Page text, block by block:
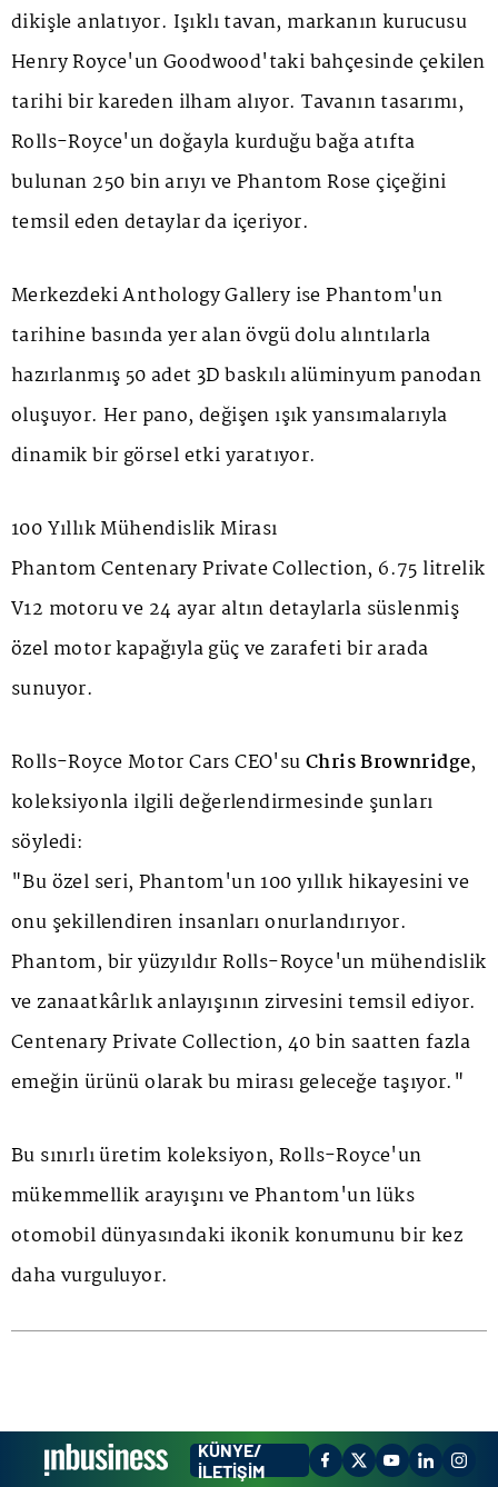
dikişle anlatıyor. Işıklı tavan, markanın kurucusu
Henry Royce'un Goodwood'taki bahçesinde çekilen
tarihi bir kareden ilham alıyor. Tavanın tasarımı,
Rolls-Royce'un doğayla kurduğu bağa atıfta
bulunan 250 bin arıyı vePhantom Roseçiçeğini
temsil eden detaylar da içeriyor.
MerkezdekiAnthology Galleryise Phantom'un
tarihine basında yer alan övgü dolu alıntılarla
hazırlanmış 50 adet 3D baskılı alüminyum panodan
oluşuyor. Her pano, değişen ışık yansımalarıyla
dinamik bir görsel etki yaratıyor.
100 Yıllık Mühendislik Mirası
Phantom Centenary Private Collection, 6.75 litrelik
V12 motoru ve 24 ayar altın detaylarla süslenmiş
özel motor kapağıyla güç ve zarafeti bir arada
sunuyor.
Rolls-Royce Motor Cars CEO'suChris Brownridge,
koleksiyonla ilgili değerlendirmesinde şunları
söyledi:
"Bu özel seri, Phantom'un 100 yıllık hikayesini ve
onu şekillendiren insanları onurlandırıyor.
Phantom, bir yüzyıldır Rolls-Royce'un mühendislik
ve zanaatkârlık anlayışının zirvesini temsil ediyor.
Centenary Private Collection, 40 bin saatten fazla
emeğin ürünü olarak bu mirası geleceğe taşıyor."
Bu sınırlı üretim koleksiyon, Rolls-Royce'un
mükemmellik arayışını ve Phantom'un lüks
otomobil dünyasındaki ikonik konumunu bir kez
daha vurguluyor.
KÜNYE/
İLETİŞİM